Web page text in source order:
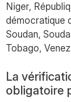
Niger,
démocratique
Soudan,
Tobago,
La
obligatoire